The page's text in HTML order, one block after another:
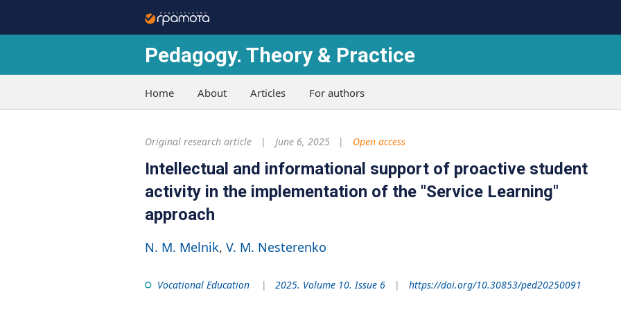
Pedagogy. Theory & Practice
Home About Articles For authors
Original research article June 6, 2025 Open access
Intellectual and informational support of proactive student
activity in the implementation of the "Service Learning"
approach
N. M. Melnik V. M. Nesterenko
Vocational Education 2025. Volume 10. Issue 6 https://doi.org/10.30853/ped20250091